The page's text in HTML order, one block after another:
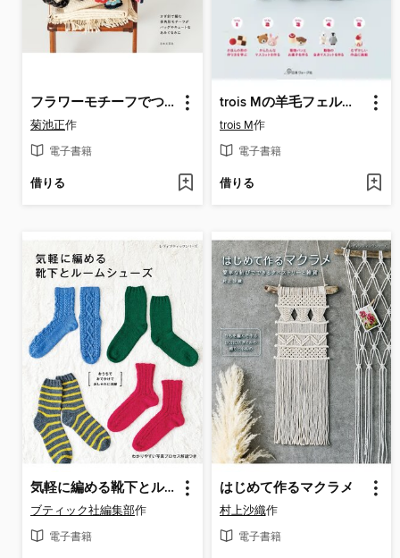
フラワーモチーフでつくる あみぐるみと小もの
菊池正作
電子書籍
借りる
trois Mの羊毛フェルト基礎BOOK
trois M作
電子書籍
借りる
気軽に編める靴下とルームシューズ
ブティック社編集部作
電子書籍
はじめて作るマクラメ
村上沙織作
電子書籍